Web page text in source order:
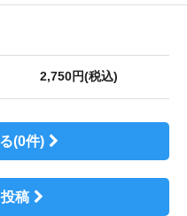
2,750円(税込)
(0件)
稿